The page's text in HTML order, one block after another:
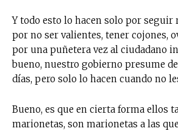
Y todo esto lo hacen solo por seguir
por no ser valientes, tener cojones,
por una puñetera vez al ciudadano
bueno, nuestro gobierno presume
días, pero solo lo hacen cuando no
Bueno, es que en cierta forma ellos
marionetas, son marionetas a las